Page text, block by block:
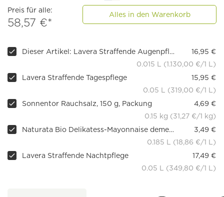
Preis für alle:
58,57 €*
Alles in den Warenkorb
Dieser Artikel: Lavera Straffende Augenpflege
16,95 €
0.015 L (1.130,00 €/1 L)
Lavera Straffende Tagespflege
15,95 €
0.05 L (319,00 €/1 L)
Sonnentor Rauchsalz, 150 g, Packung
4,69 €
0.15 kg (31,27 €/1 kg)
Naturata Bio Delikatess-Mayonnaise demeter, 185 ml
3,49 €
0.185 L (18,86 €/1 L)
Lavera Straffende Nachtpflege
17,49 €
0.05 L (349,80 €/1 L)